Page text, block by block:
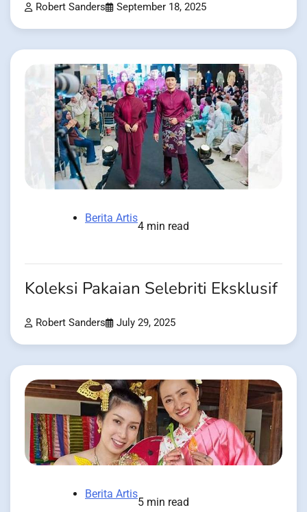
Robert Sanders September 18, 2025
Berita Artis
4 min read
Koleksi Pakaian Selebriti Eksklusif
Robert Sanders July 29, 2025
Berita Artis
5 min read